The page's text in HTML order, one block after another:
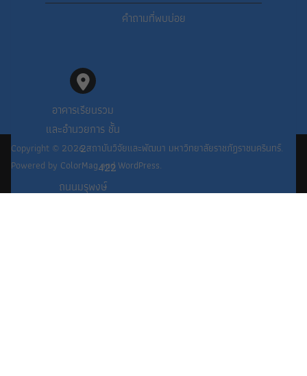
คำถามที่พบบ่อย
อาคารเรียนรวม
และอำนวยการ ชั้น
2
422
ถนนมรุพงษ์
Copyright © 2026สถาบันวิจัยและพัฒนา มหาวิทยาลัยราชภัฏราชนครินทร์.
Powered by ColorMagandWordPress.